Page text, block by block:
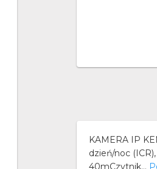
KAMERA IP
dzień/noc
40mCzytnik...